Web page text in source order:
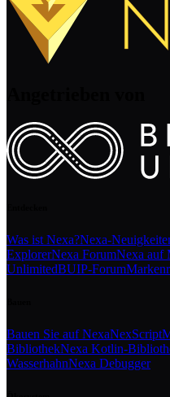
Was ist Nexa?Nexa-
ExplorerNexa ForumNexa auf
UnlimitedBUIP-Forum
Bauen Sie auf NexaNexScript
BibliothekNexa Kotlin-
WasserhahnNexa Debugger